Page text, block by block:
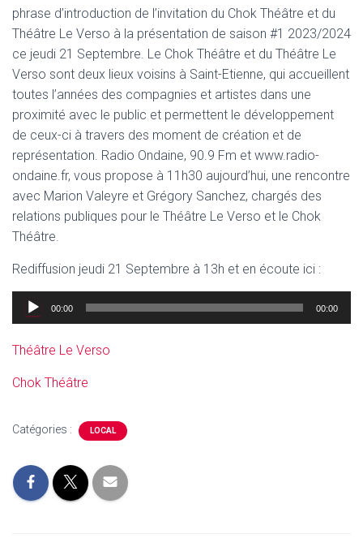
N
phrase d’introduction de l’invitation du Chok Théâtre et du
Théâtre Le Verso à la présentation de saison #1 2023/2024
ce jeudi 21 Septembre. Le Chok Théâtre et du Théâtre Le
Verso sont deux lieux voisins à Saint-Etienne, qui accueillent
toutes l’années des compagnies et artistes dans une
proximité avec le public et permettent le développement
de ceux-ci à travers des moment de création et de
représentation. Radio Ondaine, 90.9 Fm et www.radio-
ondaine.fr, vous propose à 11h30 aujourd’hui, une rencontre
avec Marion Valeyre et Grégory Sanchez, chargés des
relations publiques pour le Théâtre Le Verso et le Chok
Théâtre.
Rediffusion jeudi 21 Septembre à 13h et en écoute ici :
Lecteur
audio
00:00 00:00
Théâtre Le Verso
Chok Théâtre
Catégories : LOCAL